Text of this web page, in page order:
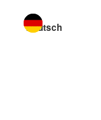
Sprache wechseln zu